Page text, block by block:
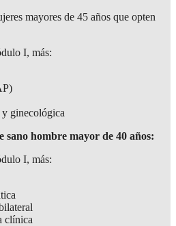
mayores de 45 años que opten
I, más:
ginecológica
hombre mayor de 40 años:
I, más:
clínica